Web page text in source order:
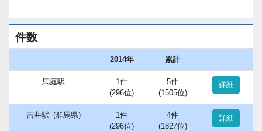
件数
2014年 累計
馬庭駅
1件
(296位)
5件
(1505位)
詳細
吉井駅_(群馬県)
1件
(296位)
4件
(1827位)
詳細